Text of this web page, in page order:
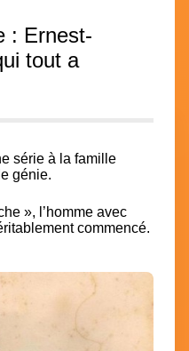
: Ernest-
tout a
série à la famille
génie.
», l’homme avec
commencé.